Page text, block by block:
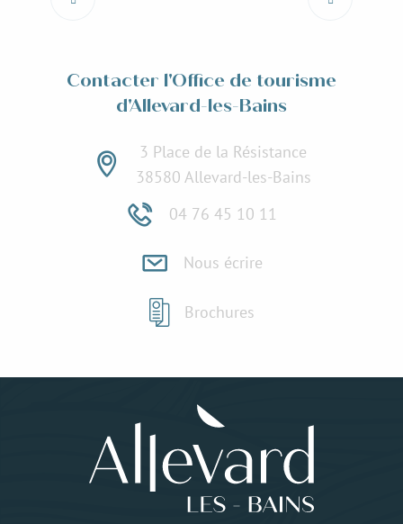
Contacter l'Office de tourisme
d'Allevard-les-Bains
3 Place de la Résistance
38580 Allevard-les-Bains
04 76 45 10 11
Nous écrire
Brochures